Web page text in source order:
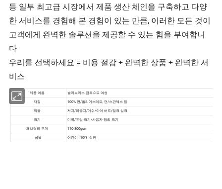
등 일부 최고급 시장에서 제품 생산 체인을 구축하고 다양
한 서비스를 경험해 본 경험이 있는 만큼, 이러한 모든 것이
고객에게 완벽한 솔루션을 제공할 수 있는 힘을 부여합니
다
우리를 선택하세요 = 비용 절감 + 완벽한 상품 + 완벽한 서
비스